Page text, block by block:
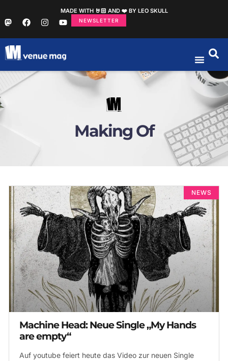
MADE WITH 🤘🏻 AND ❤️ BY LEO SKULL
NEWSLETTER
Making Of
NEWS
Machine Head: Neue Single „My Hands
are empty“
Auf youtube feiert heute das Video zur neuen Single